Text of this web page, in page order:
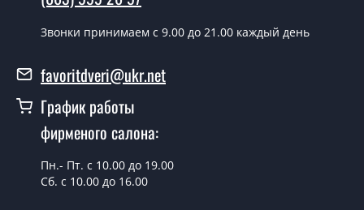
Сколько стоит установка дверей G01?
Стоимость установки дверей G01 - от 1800 грн.
Можно на сегодня вызвать
замерщика?
У вас есть в наличии готовые
Звонки принимаем c 9.00 до 21.00 каждый день
favoritdveri@ukr.net
График работы
фирменого салона:
Пн.- Пт. с 10.00 до 19.00
Сб. с 10.00 до 16.00